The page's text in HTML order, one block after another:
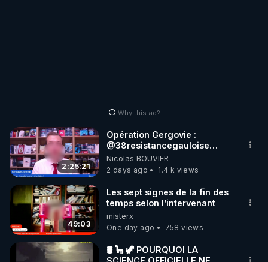
Why this ad?
2:25:21
Opération Gergovie :
‪@38resistancegauloise‬
‪@MarionSigautOfficiel‬
‪@gladysriifard5710‬ Laëtitia
Nicolas BOUVIER
2 days ago
1.4 k views
49:03
Les sept signes de la fin des
temps selon l’intervenant
misterx
One day ago
758 views
🛢 🦕 🦖 POURQUOI LA